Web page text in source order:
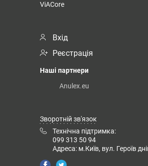
ViACore
Вхід
Реєстрація
Наші партнери
Anulex.eu
Зворотній зв'язок
Технічна підтримка:
099 313 50 94
Адреса: м.Київ, вул. Героїв